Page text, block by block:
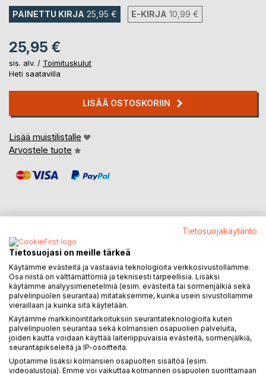
PAINETTU KIRJA 25,95 € E-KIRJA 10,99 €
25,95 €
sis. alv. / Toimituskulut
Heti saatavilla
LISÄÄ OSTOSKORIIN
Lisää muistilistalle
Arvostele tuote
KUVAUS
Kirja on ainutlaatuinen ruohonjuuristason dokumentti
tavallisen muukalislegioonalaisen arkipäivästä 1950-luvulla
Algerian sodassa sekä siitä, miten miehitysarmeija toimii.
Heli Santavuori on työstänyt Jaakko Sarlin-Lappeteläisen
usein sirpaleisetkin muistot luettavaksi, hyvin eteneväksi
kokonaisuudeksi. Hän on onnistunut myös säilyttämään
haastateltavan persoonallisen kielen, samoin kuin
Tietosuojakäytäntö
Tietosuojasi on meille tärkeä
Käytämme evästeitä ja vastaavia teknologioita verkkosivustollamme.
Osa niistä on välttämättömiä ja teknisesti tarpeellisia. Lisäksi
käytämme analyysimenetelmiä (esim. evästeitä tai sormenjälkiä sekä
palvelinpuolen seurantaa) mitataksemme, kuinka usein sivustollamme
vieraillaan ja kuinka sitä käytetään.
Käytämme markkinointitarkoituksiin seurantateknologioita kuten
palvelinpuolen seurantaa sekä kolmansien osapuolien palveluita,
joiden kautta voidaan käyttää laiteriippuvaisia evästeitä, sormenjälkiä,
seurantapikseleitä ja IP-osoitteita.
Upotamme lisäksi kolmansien osapuolten sisältöä (esim.
videoalustoja). Emme voi vaikuttaa kolmannen osapuolen suorittamaan